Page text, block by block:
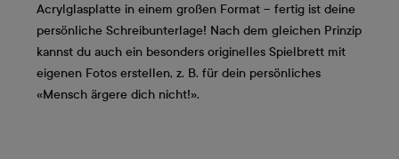
Acrylglasplatte in einem großen Format – fertig ist deine
persönliche Schreibunterlage! Nach dem gleichen Prinzip
kannst du auch ein besonders originelles Spielbrett mit
eigenen Fotos erstellen, z. B. für dein persönliches
«Mensch ärgere dich nicht!».